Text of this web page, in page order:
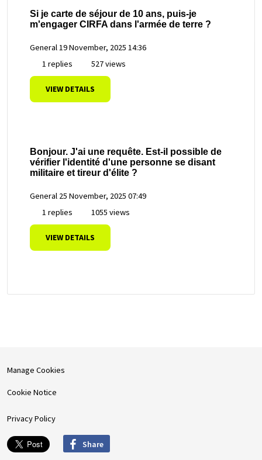
Si je carte de séjour de 10 ans, puis-je
m'engager CIRFA dans l'armée de terre ?
General19 November, 2025 14:36
1 replies
527 views
VIEW DETAILS
Bonjour. J'ai une requête. Est-il possible de
vérifier l'identité d'une personne se disant
militaire et tireur d'élite ?
General 25 November, 2025 07:49
1 replies
1055 views
VIEW DETAILS
Manage Cookies
Cookie Notice
Privacy Policy
Share